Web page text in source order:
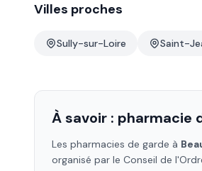
Villes proches
Sully-sur-Loire Saint-
À savoir : pharmacie
Les pharmacies de garde à
organisé par le Conseil de